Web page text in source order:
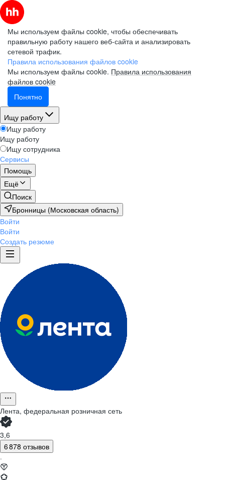
Мы используем файлы cookie, чтобы обеспечивать
правильную работу нашего веб-сайта и анализировать
сетевой трафик.
Правила использования файлов cookie
Мы используем файлы cookie. Правила использования
файлов cookie
Понятно
Ищу работу
Ищу работу
Ищу работу
Ищу сотрудника
Сервисы
Помощь
Ещё
Поиск
Бронницы (Московская область)
Войти
Войти
Создать резюме
Лента, федеральная розничная сеть
3,6
6 878 отзывов
·